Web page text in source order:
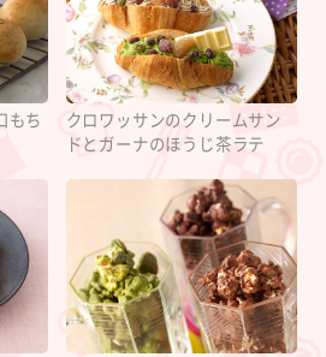
もち
クロワッサンのクリームサン
ドとガーナのほうじ茶ラテ